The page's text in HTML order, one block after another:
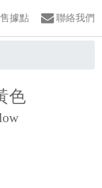
據點 聯絡我們
色